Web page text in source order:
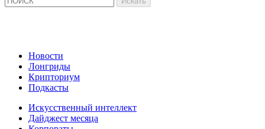
Новости
Лонгриды
Крипториум
Подкасты
Искусственный интеллект
Дайджест месяца